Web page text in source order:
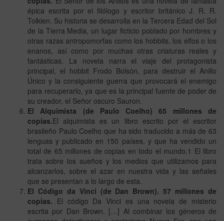
épica escrita por el filólogo y escritor británico J. R. R.
Tolkien. Su historia se desarrolla en la Tercera Edad del Sol
de la Tierra Media, un lugar ficticio poblado por hombres y
otras razas antropomorfas como los hobbits, los elfos o los
enanos, así como por muchas otras criaturas reales y
fantásticas. La novela narra el viaje del protagonista
principal, el hobbit Frodo Bolsón, para destruir el Anillo
Único y la consiguiente guerra que provocará el enemigo
para recuperarlo, ya que es la principal fuente de poder de
su creador, el Señor oscuro Sauron.
El Alquimista (de Paulo Coelho) 65 millones de
copias.El alquimista es un libro escrito por el escritor
brasileño Paulo Coelho que ha sido traducido a más de 63
lenguas y publicado en 150 países, y que ha vendido un
total de 65 millones de copias en todo el mundo.1 El libro
trata sobre los sueños y los medios que utilizamos para
alcanzarlos, sobre el azar en nuestra vida y las señales
que se presentan a lo largo de esta.
El Código da Vinci (de Dan Brown). 57 millones de
copias. El código Da Vinci es una novela de misterio
escrita por Dan Brown. […] Al combinar los géneros de